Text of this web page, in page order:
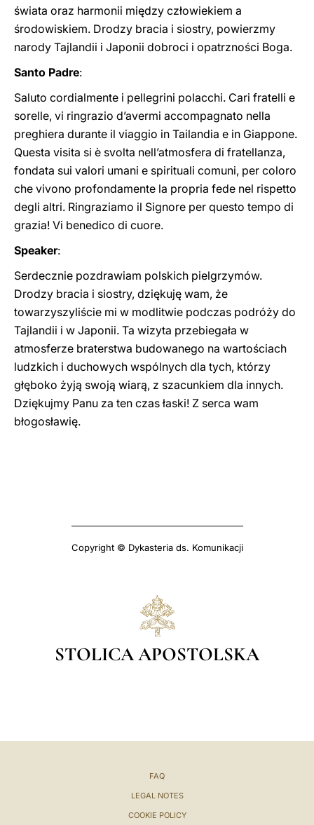
świata oraz harmonii między człowiekiem a
środowiskiem. Drodzy bracia i siostry, powierzmy
narody Tajlandii i Japonii dobroci i opatrzności Boga.
Santo Padre:
Saluto cordialmente i pellegrini polacchi. Cari fratelli e
sorelle, vi ringrazio d’avermi accompagnato nella
preghiera durante il viaggio in Tailandia e in Giappone.
Questa visita si è svolta nell’atmosfera di fratellanza,
fondata sui valori umani e spirituali comuni, per coloro
che vivono profondamente la propria fede nel rispetto
degli altri. Ringraziamo il Signore per questo tempo di
grazia! Vi benedico di cuore.
Speaker:
Serdecznie pozdrawiam polskich pielgrzymów.
Drodzy bracia i siostry, dziękuję wam, że
towarzyszyliście mi w modlitwie podczas podróży do
Tajlandii i w Japonii. Ta wizyta przebiegała w
atmosferze braterstwa budowanego na wartościach
ludzkich i duchowych wspólnych dla tych, którzy
głęboko żyją swoją wiarą, z szacunkiem dla innych.
Dziękujmy Panu za ten czas łaski! Z serca wam
błogosławię.
Copyright © Dykasteria ds. Komunikacji
STOLICA APOSTOLSKA
FAQ
LEGAL NOTES
COOKIE POLICY